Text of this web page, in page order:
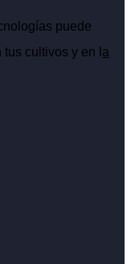
puede
cultivos y en l a